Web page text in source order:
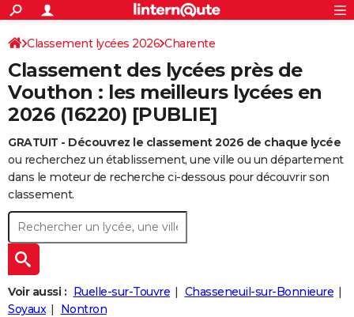
ACTUALITÉS
Politique
Société
Faits Divers
Education
Monde
Villes
+
SPORT
Coupe du monde 2026
Football
Tennis
Cyclisme
Rugby
Forum
CULTURE
Programme TV
TNT
Streaming
Cinéma
Sorties cinéma
Musique
+
FINANCE
Retraite
Impôts
Epargne
Immobilier
Risques naturels par ville
Banque
Assurance
Crédit
AUTO
Essais
Réserver un essai
Citadines
Berlines
SUV
Forum auto
+
HIGH-TECH
BRICOLAGE
Forum
Aménagement intérieur
Extérieur
Cuisine
Salle de bains
Jardinage
Rangement
+WEEK-END
Guides de France
Escapades
Patrimoine
Expositions
Musées
Week-end nature
+
LIFESTYLE
Art de vivre
Bien-être
Loisirs
Mode
Modes de vie
+SANTE
S'inscrire
Connexion
Classement lycées 2026 Charente
Classement des lycées près de
Vouthon : les meilleurs lycées en
2026 (16220) [PUBLIE]
GRATUIT - Découvrez le classement 2026 de chaque lycée
ou recherchez un établissement, une ville ou un département
dans le moteur de recherche ci-dessous pour découvrir son
classement.
Voir aussi : Ruelle-sur-Touvre
Chasseneuil-sur-Bonnieure
Soyaux
Nontron